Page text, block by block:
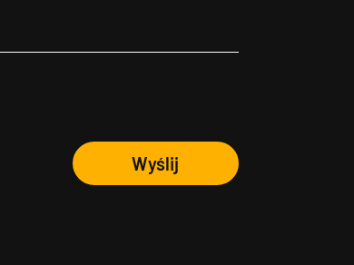
Wyślij